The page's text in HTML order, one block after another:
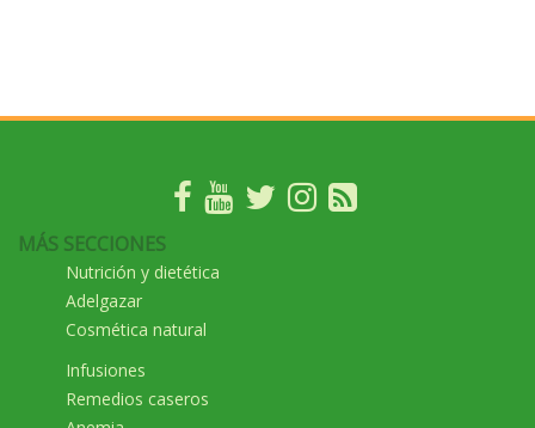
MÁS SECCIONES
Nutrición y dietética
Adelgazar
Cosmética natural
Infusiones
Remedios caseros